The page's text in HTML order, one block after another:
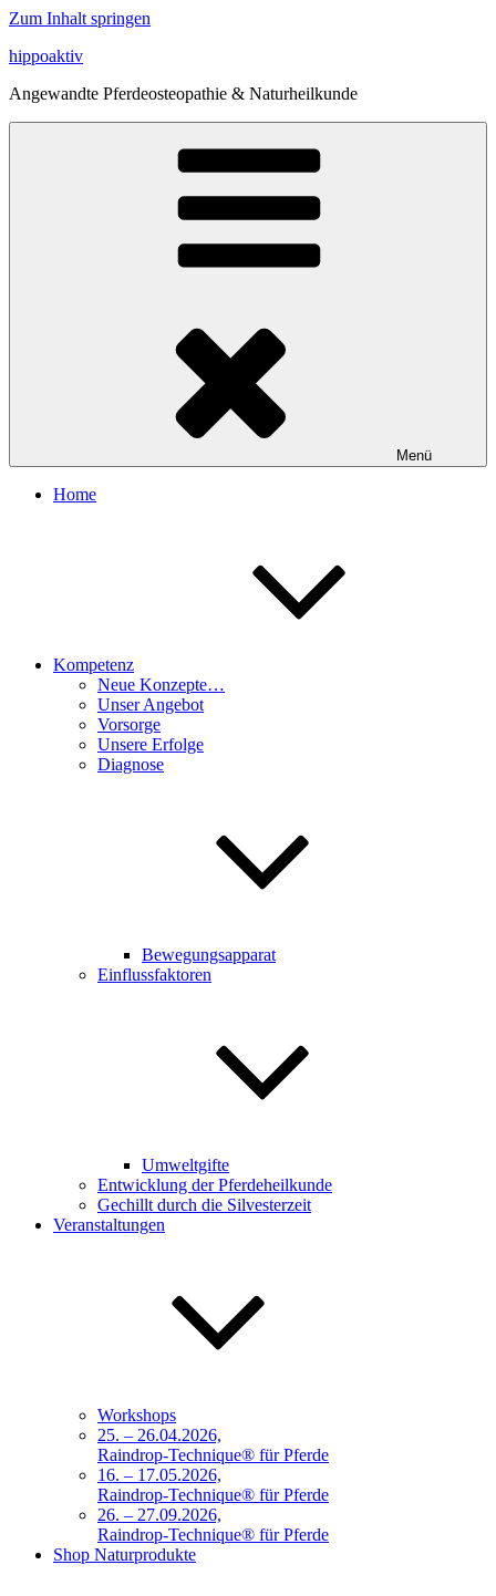
Zum Inhalt springen
hippoaktiv
Angewandte Pferdeosteopathie & Naturheilkunde
Menü
Home
Kompetenz
Neue Konzepte…
Unser Angebot
Vorsorge
Unsere Erfolge
Diagnose
Bewegungsapparat
Einflussfaktoren
Umweltgifte
Entwicklung der Pferdeheilkunde
Gechillt durch die Silvesterzeit
Veranstaltungen
Workshops
25. – 26.04.2026,
Raindrop-Technique® für Pferde
16. – 17.05.2026,
Raindrop-Technique® für Pferde
26. – 27.09.2026,
Raindrop-Technique® für Pferde
Shop Naturprodukte